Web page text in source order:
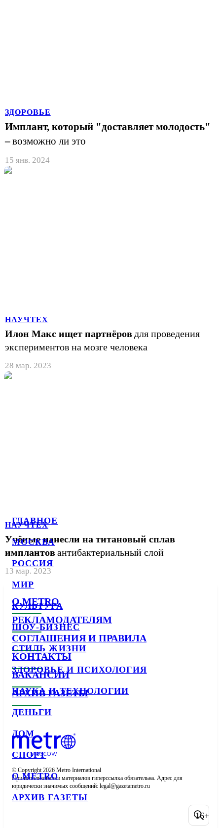
ГЛАВНОЕ
МОСКВА
РОССИЯ
МИР
КУЛЬТУРА
ШОУ-БИЗНЕС
СТИЛЬ ЖИЗНИ
ЗДОРОВЬЕ И ПСИХОЛОГИЯ
НАУКА И ТЕХНОЛОГИИ
ДЕНЬГИ
ДОМ
СПОРТ
О METRO
АРХИВ ГАЗЕТЫ
ЗДОРОВЬЕ
Имплант, который "доставляет молодость"
–возможно ли это
15 янв. 2024
НАУЧТЕХ
Илон Макс ищет партнёров для проведения
экспериментов на мозге человека
28 мар. 2023
НАУЧТЕХ
Учёные нанесли на титановый сплав
имплантовантибактериальный слой
13 мар. 2023
О METRO
РЕКЛАМОДАТЕЛЯМ
СОГЛАШЕНИЯ И ПРАВИЛА
КОНТАКТЫ
ВАКАНСИИ
АРХИВ ГАЗЕТЫ
© Copyright 2026 Metro International
При использовании материалов гиперссылка обязательна. Адрес для
юридически значимых сообщений:
16+